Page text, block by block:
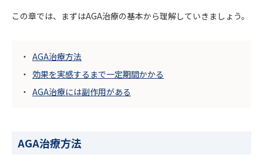
この章では、まずはAGA治療の基本から理解していきましょう。
AGA治療方法
効果を実感するまで一定期間かかる
AGA治療には副作用がある
AGA治療方法